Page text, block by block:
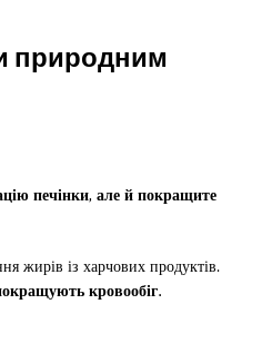
природним
печінки, але й покращите
жирів із харчових продуктів.
кровообіг.